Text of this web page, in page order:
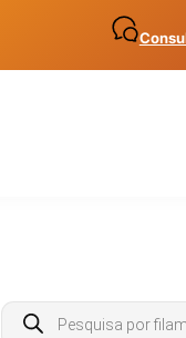
Products
search